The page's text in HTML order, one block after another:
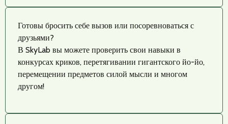
Готовы бросить себе вызов или посоревноваться с
друзьями?
В SkyLab вы можете проверить свои навыки в
конкурсах криков, перетягивании гигантского йо-йо,
перемещении предметов силой мысли и многом
другом!